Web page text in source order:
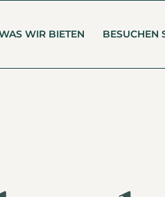
WIR BIETEN BESUCHEN